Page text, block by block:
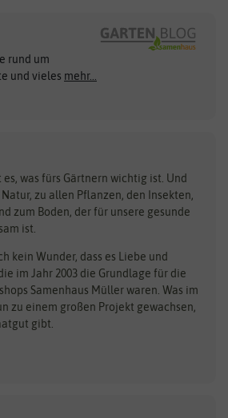
Clever Pots
COMPO
Dürr-Samen
Feldsaaten Freudenberger
Fertil
Flora Elite
rund um
und vieles mehr...
es, was fürs Gärtnern wichtig ist. Und
Natur, zu allen Pflanzen, den Insekten,
zum Boden, der für unsere gesunde
ist.
kein Wunder, dass es Liebe und
im Jahr 2003 die Grundlage für die
Samenhaus Müller waren. Was im
zu einem großen Projekt gewachsen,
gibt.